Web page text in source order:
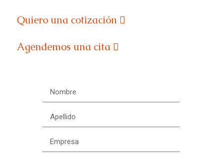
Quiero una cotización
Agendemos una cita